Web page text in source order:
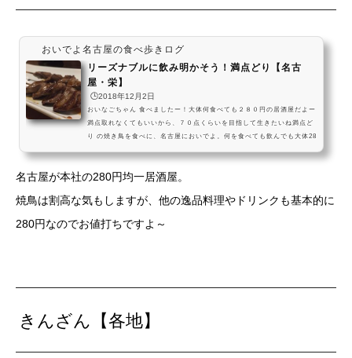
おいでよ名古屋の食べ歩きログ
リーズナブルに飲み明かそう！満点どり【名古
屋・栄】
🕒️2018年12月2日
おいなごちゃん 食べましたー！大体何食べても２８０円の居酒屋だよー
満点取れなくてもいいから、７０点くらいを目指して生きたいね満点ど
り の焼き鳥を食べに、名古屋においでよ。何を食べても飲んでも大体28
(@oinagoya) 2018年9月27日店舗が複数あるから、公式サイトで探して
名古屋が本社の280円均一居酒屋。
焼鳥は割高な気もしますが、他の逸品料理やドリンクも基本的に
280円なのでお値打ちですよ～
きんざん【各地】